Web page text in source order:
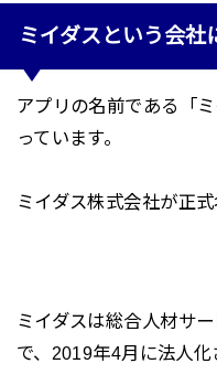
ミイダスという会社
アプリの名前である「
っています。
ミイダス株式会社が正式
ミイダスは総合人材サ
で、2019年4月に法人化